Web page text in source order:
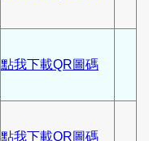
點我下載QR圖碼
點我下載QR圖碼